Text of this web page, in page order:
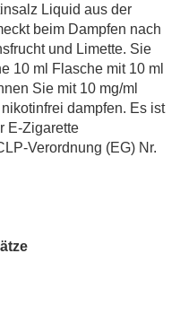
Liquid aus der
beim Dampfen nach
und Limette. Sie
10 ml Flasche mit 10 ml
Sie mit 10 mg/ml
dampfen. Es ist
E-Zigarette
Verordnung (EG) Nr.